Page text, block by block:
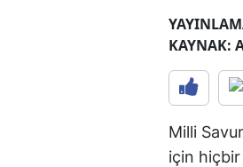
KAYNAK:
Milli
için hiçbir